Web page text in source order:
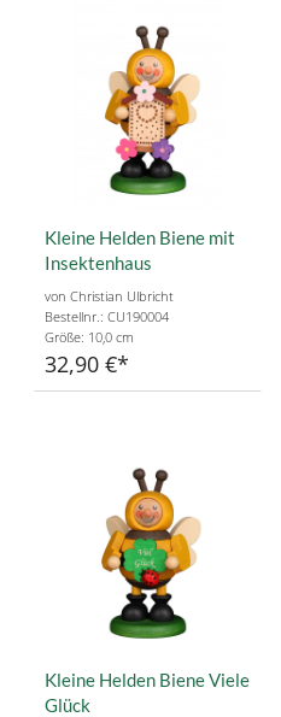
Kleine Helden Biene mit
Insektenhaus
von Christian Ulbricht
Bestellnr.: CU190004
Größe: 10,0 cm
32,90 €
Kleine Helden Biene Viele
Glück